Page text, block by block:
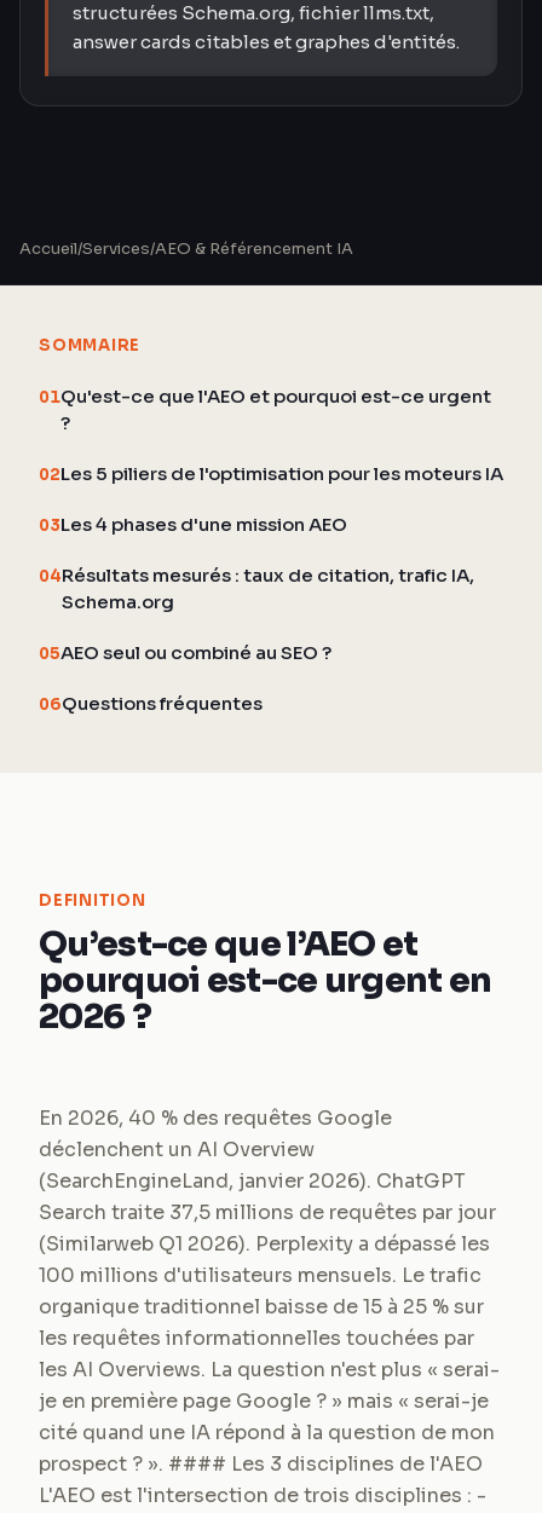
structurées Schema.org, fichier llms.txt,
answer cards citables et graphes d'entités.
Accueil/Services/AEO & Référencement IA
SOMMAIRE
01Qu'est-ce que l'AEO et pourquoi est-ce urgent
?
02Les 5 piliers de l'optimisation pour les moteurs IA
03Les 4 phases d'une mission AEO
04Résultats mesurés : taux de citation, trafic IA,
Schema.org
05AEO seul ou combiné au SEO ?
06Questions fréquentes
DEFINITION
Qu’est-ce que l’AEO et
pourquoi est-ce urgent en
2026 ?
En 2026, 40 % des requêtes Google
déclenchent un AI Overview
(SearchEngineLand, janvier 2026). ChatGPT
Search traite 37,5 millions de requêtes par jour
(Similarweb Q1 2026). Perplexity a dépassé les
100 millions d'utilisateurs mensuels. Le trafic
organique traditionnel baisse de 15 à 25 % sur
les requêtes informationnelles touchées par
les AI Overviews. La question n'est plus « serai-
je en première page Google ? » mais « serai-je
cité quand une IA répond à la question de mon
prospect ? ». #### Les 3 disciplines de l'AEO
L'AEO est l'intersection de trois disciplines : -